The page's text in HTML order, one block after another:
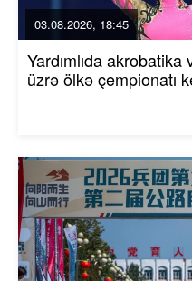
03.08.2026, 18:45
Yardımlıda
üzrə ölkə çempionatı